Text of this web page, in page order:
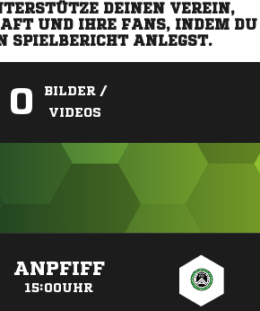
DEINEN VEREIN,
UND IHRE FANS, INDEM DU
SPIELBERICHT ANLEGST.
0
BILDER /
VIDEOS
ANPFIFF
15:00UHR